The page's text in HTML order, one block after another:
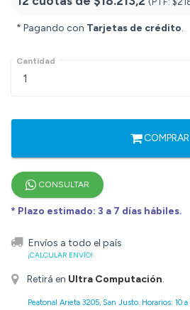
* Pagando con Tarjetas de crédito.
Cantidad
COMPRAR
CONSULTAR
* Plazo estimado: 3 a 7 días hábiles.
Envíos a todo el país
¡CALCULAR ENVÍO!
Retirá en Ultra Computación.
Peatonal Arieta 3205, San Justo. Horarios: 10